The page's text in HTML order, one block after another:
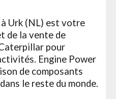
Urk (NL) est votre
de la vente de
pour
Engine Power
de composants
le reste du monde.